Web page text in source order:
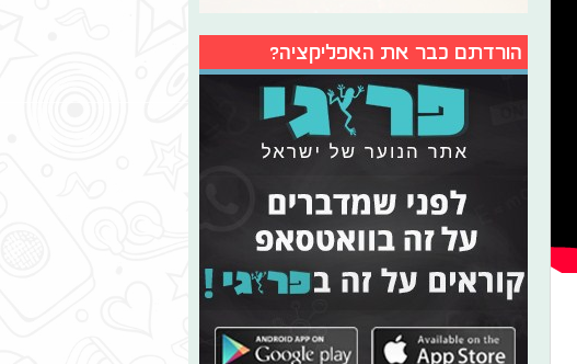
הורדתם כבר את האפליקציה?